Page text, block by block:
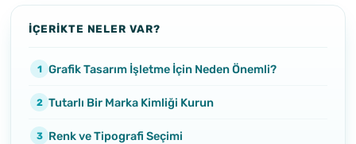
İÇERİKTE NELER VAR?
Grafik Tasarım İşletme İçin Neden Önemli?
Tutarlı Bir Marka Kimliği Kurun
Renk ve Tipografi Seçimi